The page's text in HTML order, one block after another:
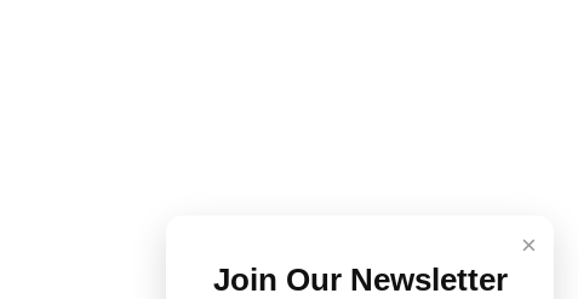
×
Join Our Newsletter